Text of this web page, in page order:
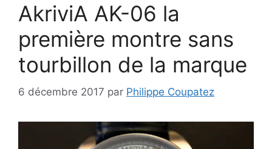
AkriviA AK-06 la
première montre sans
tourbillon de la marque
6 décembre 2017 par Philippe Coupatez